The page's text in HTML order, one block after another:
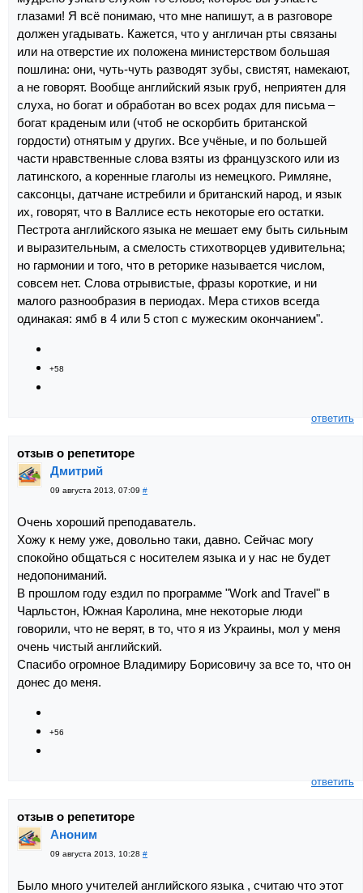
глазами! Я всё понимаю, что мне напишут, а в разговоре
должен угадывать. Кажется, что у англичан рты связаны
или на отверстие их положена министерством большая
пошлина: они, чуть-чуть разводят зубы, свистят, намекают,
а не говорят. Вообще английский язык груб, неприятен для
слуха, но богат и обработан во всех родах для письма –
богат краденым или (чтоб не оскорбить британской
гордости) отнятым у других. Все учёные, и по большей
части нравственные слова взяты из французского или из
латинского, а коренные глаголы из немецкого. Римляне,
саксонцы, датчане истребили и британский народ, и язык
их, говорят, что в Валлисе есть некоторые его остатки.
Пестрота английского языка не мешает ему быть сильным
и выразительным, а смелость стихотворцев удивительна;
но гармонии и того, что в реторике называется числом,
совсем нет. Слова отрывистые, фразы короткие, и ни
малого разнообразия в периодах. Мера стихов всегда
одинакая: ямб в 4 или 5 стоп с мужеским окончанием".
+58
ответить
отзыв о репетиторе
Дмитрий
09 августа 2013, 07:09 #
Очень хороший преподаватель.
Хожу к нему уже, довольно таки, давно. Сейчас могу
спокойно общаться с носителем языка и у нас не будет
недопониманий.
В прошлом году ездил по программе "Work and Travel" в
Чарльстон, Южная Каролина, мне некоторые люди
говорили, что не верят, в то, что я из Украины, мол у меня
очень чистый английский.
Спасибо огромное Владимиру Борисовичу за все то, что он
донес до меня.
+56
ответить
отзыв о репетиторе
Аноним
09 августа 2013, 10:28 #
Было много учителей английского языка , считаю что этот